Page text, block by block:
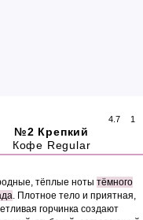
4.7 1
№2 Крепкий
Кофе Regular
тёплые ноты тёмного
. Плотное тело и приятная,
горчинка создают